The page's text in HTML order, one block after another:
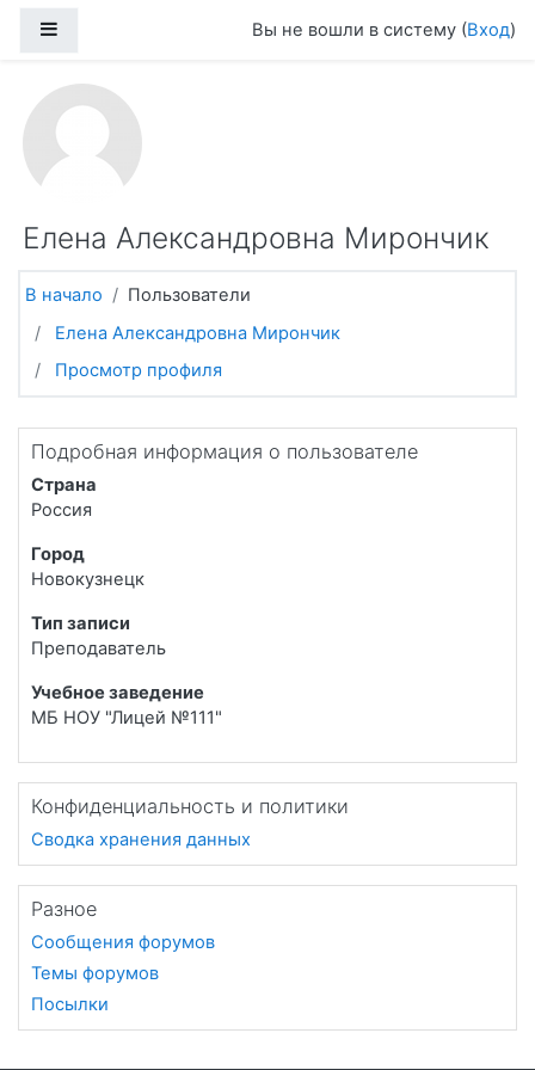
Вы не вошли в систему (Вход)
Елена Александровна Мирончик
В начало
Пользователи
Елена Александровна Мирончик
Просмотр профиля
Подробная информация о пользователе
Страна
Россия
Город
Новокузнецк
Тип записи
Преподаватель
Учебное заведение
МБ НОУ "Лицей №111"
Конфиденциальность и политики
Сводка хранения данных
Разное
Сообщения форумов
Темы форумов
Посылки